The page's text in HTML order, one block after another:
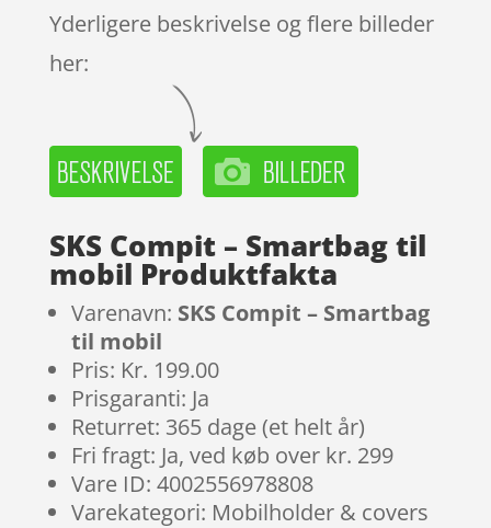
Yderligere beskrivelse og flere billeder
her:
SKS Compit – Smartbag til
mobil Produktfakta
Varenavn: SKS Compit – Smartbag
til mobil
Pris: Kr. 199.00
Prisgaranti: Ja
Returret: 365 dage (et helt år)
Fri fragt: Ja, ved køb over kr. 299
Vare ID: 4002556978808
Varekategori: Mobilholder & covers